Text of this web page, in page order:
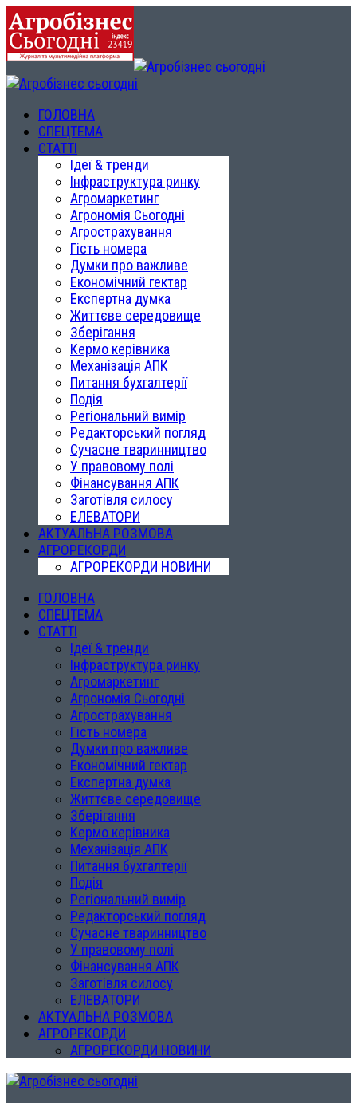
ГОЛОВНА
СПЕЦТЕМА
СТАТТІ
Ідеї & тренди
Інфраструктура ринку
Агромаркетинг
Агрономія Сьогодні
Агрострахування
Гість номера
Думки про важливе
Економічний гектар
Експертна думка
Життєве середовище
Зберігання
Кермо керівника
Механізація АПК
Питання бухгалтерії
Подія
Регіональний вимір
Редакторський погляд
Сучасне тваринництво
У правовому полі
Фінансування АПК
Заготівля силосу
ЕЛЕВАТОРИ
АКТУАЛЬНА РОЗМОВА
АГРОРЕКОРДИ
АГРОРЕКОРДИ НОВИНИ
ГОЛОВНА
СПЕЦТЕМА
СТАТТІ
Ідеї & тренди
Інфраструктура ринку
Агромаркетинг
Агрономія Сьогодні
Агрострахування
Гість номера
Думки про важливе
Економічний гектар
Експертна думка
Життєве середовище
Зберігання
Кермо керівника
Механізація АПК
Питання бухгалтерії
Подія
Регіональний вимір
Редакторський погляд
Сучасне тваринництво
У правовому полі
Фінансування АПК
Заготівля силосу
ЕЛЕВАТОРИ
АКТУАЛЬНА РОЗМОВА
АГРОРЕКОРДИ
АГРОРЕКОРДИ НОВИНИ